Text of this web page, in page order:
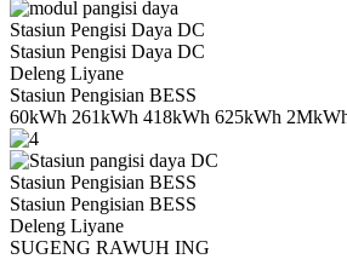
Stasiun Pengisi Daya DC
Stasiun Pengisi Daya DC
Deleng Liyane
Stasiun Pengisian BESS
60kWh 261kWh 418kWh 625kWh
Stasiun Pengisian BESS
Stasiun Pengisian BESS
Deleng Liyane
SUGENG RAWUH ING